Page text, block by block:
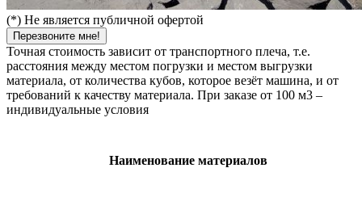
(*) Не является публичной офертой
Перезвоните мне!
Точная стоимость зависит от транспортного плеча, т.е.
расстояния между местом погрузки и местом выгрузки
материала, от количества кубов, которое везёт машина, и от
требований к качеству материала. При заказе от 100 м3 –
индивидуальные условия
Наименование материалов